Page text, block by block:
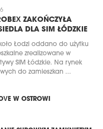
ZAKOŃCZYŁA
DLA SIM ŁÓDZKIE
Łodzi oddano do użytku
zrealizowane w
SIM Łódzkie. Na rynek
do zamieszkan ...
W OSTROWI